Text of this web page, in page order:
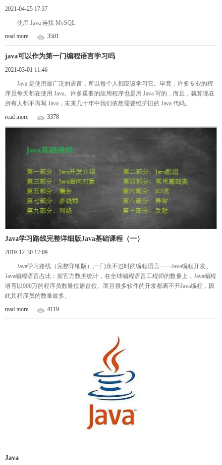
2021-04-25 17:37
使用 Java 连接 MySQL
read more
3581
java可以作为第一门编程语言学习吗
2021-03-01 11:46
Java 是使用最广泛的语言，所以每个人都应该学习它。毕竟，许多专业的程
序员每天都在使用 Java。许多重要的应用程序也是用 Java 写的，而且，就算现在
所有人都不再写 Java，未来几十年中我们依然需要维护旧的 Java 代码。
read more
3378
Java学习路线完整详细版Java基础课程（一）
2019-12-30 17:09
Java学习路线（完整详细版）,一门永不过时的编程语言——Java编程开发。
Java编程语言占比：据官方数据统计，在全球编程语言工程师的数量上，Java编程
语言以900万的程序员数量位居首位。而且很多软件的开发都离不开Java编程，因
此其程序员的数量最多。
read more
4119
Java